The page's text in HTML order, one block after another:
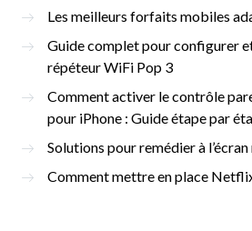
Les meilleurs forfaits mobiles
Guide complet pour configurer
répéteur WiFi Pop 3
Comment activer le contrôle
pour iPhone : Guide étape par
Solutions pour remédier à
Comment mettre en place